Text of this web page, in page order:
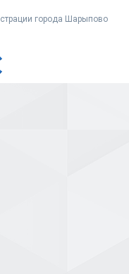
города Шарыпово